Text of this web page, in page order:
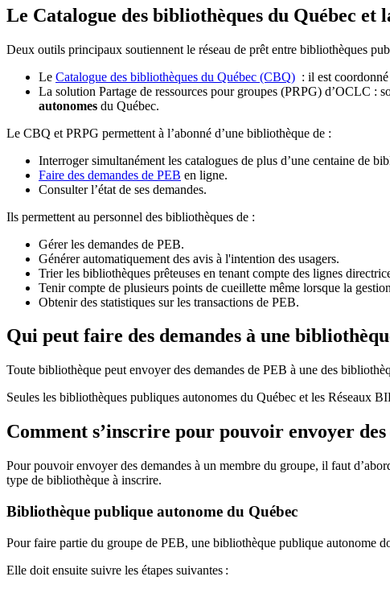
Le Catalogue des bibliothèques du Québec et
Deux outils principaux soutiennent le réseau de prêt entre bibliothèques
Le Catalogue des bibliothèques du Québec (CBQ) : il est
La solution Partage de ressources pour groupes (PRPG) d’OCLC :
autonomes du Québec.
Le CBQ et PRPG permettent à l’abonné d’une bibliothèque de :
Interroger simultanément les catalogues de plus d’une centaine de
Faire des demandes de PEB en ligne.
Consulter l’état de ses demandes.
Ils permettent au personnel des bibliothèques de :
Gérer les demandes de PEB.
Générer automatiquement des avis à l'intention des usagers.
Trier les bibliothèques prêteuses en tenant compte des lignes
Tenir compte de plusieurs points de cueillette même lorsque la
Obtenir des statistiques sur les transactions de PEB.
Qui peut faire des demandes à une
Toute bibliothèque peut envoyer des demandes de PEB à une des
Seules les bibliothèques publiques autonomes du Québec et les Réseaux
Comment s’inscrire pour pouvoir envoyer
Pour pouvoir envoyer des demandes à un membre du groupe, il faut
type de bibliothèque à inscrire.
Bibliothèque publique autonome du Québec
Pour faire partie du groupe de PEB, une bibliothèque publique autonome
Elle doit ensuite suivre les étapes suivantes :